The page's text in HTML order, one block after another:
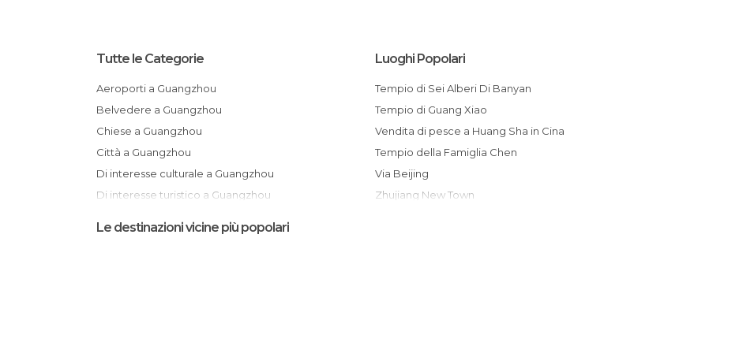
Tutte le Categorie
Aeroporti a Guangzhou
Belvedere a Guangzhou
Chiese a Guangzhou
Città a Guangzhou
Di interesse culturale a Guangzhou
Di interesse turistico a Guangzhou
Luoghi Popolari
Tempio di Sei Alberi Di Banyan
Tempio di Guang Xiao
Vendita di pesce a Huang Sha in Cina
Tempio della Famiglia Chen
Via Beijing
Zhujiang New Town
Le destinazioni vicine più popolari